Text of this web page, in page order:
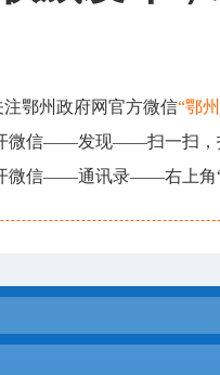
注鄂州政府网官方微信“鄂
微信——发现——扫一扫，
微信——通讯录——右上角“